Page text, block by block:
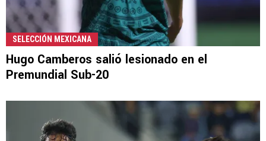
SELECCIÓN MEXICANA
Hugo Camberos salió lesionado en el
Premundial Sub-20